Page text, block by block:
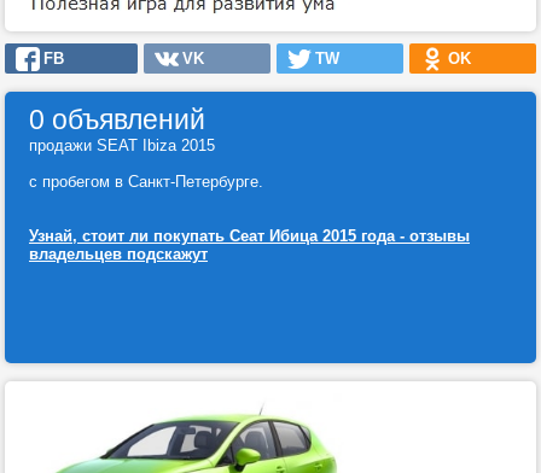
FB VK TW OK
0 объявлений
продажи SEAT Ibiza 2015
с пробегом в Санкт-Петербурге.
Узнай, стоит ли покупать Сеат Ибица 2015 года - отзывы
владельцев подскажут